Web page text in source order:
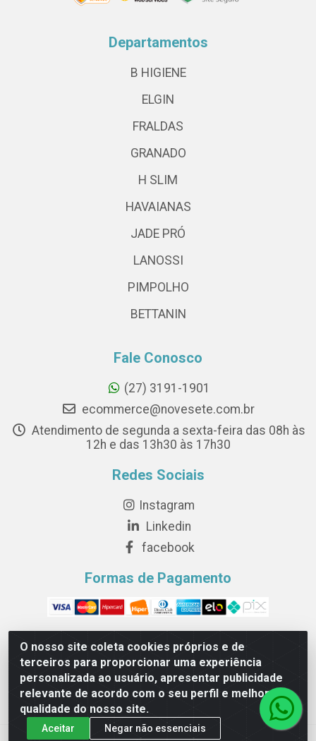
O nosso site coleta cookies próprios e de
terceiros para proporcionar uma experiência
personalizada ao usuário, apresentar publicidade
relevante de acordo com o seu perfil e melhorar a
qualidade do nosso site.
Aceitar Negar não essenciais
Departamentos
B HIGIENE
ELGIN
FRALDAS
GRANADO
H SLIM
HAVAIANAS
JADE PRÓ
LANOSSI
PIMPOLHO
BETTANIN
Fale Conosco
(27) 3191-1901
ecommerce@novesete.com.br
Atendimento de segunda a sexta-feira das 08h às
12h e das 13h30 às 17h30
Redes Sociais
Instagram
Linkedin
facebook
Formas de Pagamento
Novesete Distribuidora LTDA - Avenida Setecentos, S/N,
Terminal Intermodal da Serra, Serra/ES - CEP 29161-414 -
CNPJ 29.479.604/0001-44